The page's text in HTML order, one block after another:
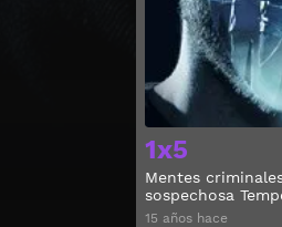
1x5
Mentes
sospechosa
15 años hace